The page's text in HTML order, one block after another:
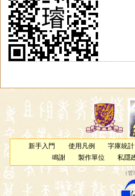
新手入門 使用凡例 字庫統計
鳴謝
製作單位 私隱
（管